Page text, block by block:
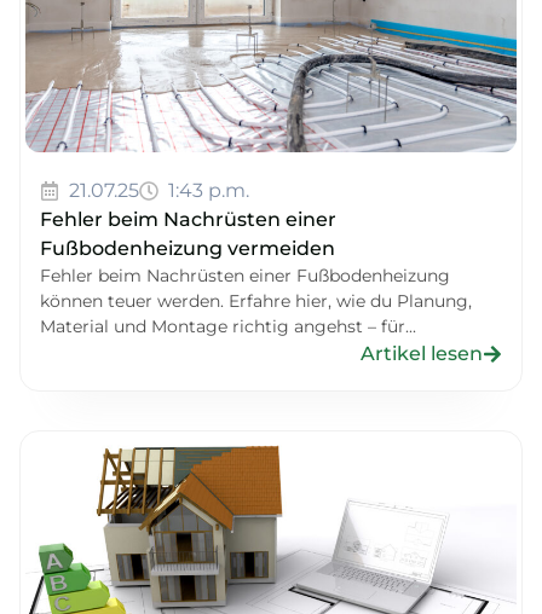
21.07.25
1:43 p.m.
Fehler beim Nachrüsten einer
Fußbodenheizung vermeiden
Fehler beim Nachrüsten einer Fußbodenheizung
können teuer werden. Erfahre hier, wie du Planung,
Material und Montage richtig angehst – für...
Artikel lesen